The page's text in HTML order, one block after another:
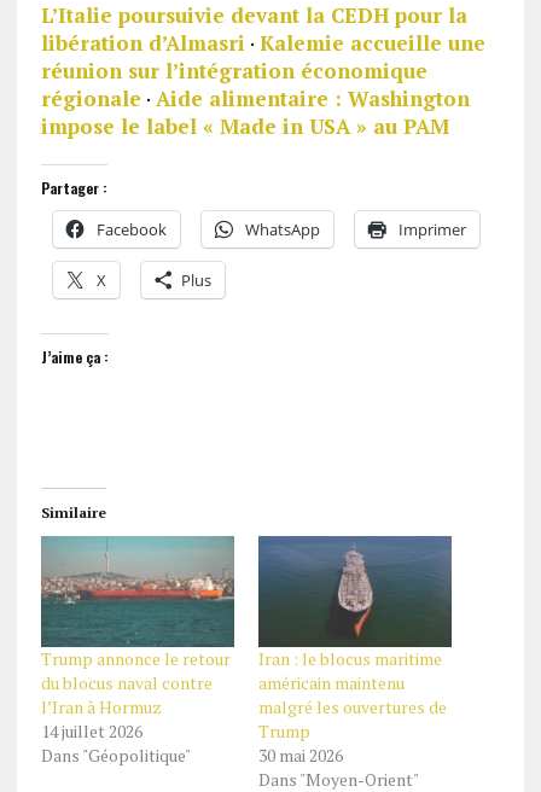
L’Italie poursuivie devant la CEDH pour la
libération d’Almasri · Kalemie accueille une
réunion sur l’intégration économique
régionale · Aide alimentaire : Washington
impose le label « Made in USA » au PAM
Partager :
Facebook WhatsApp Imprimer
X Plus
J’aime ça :
Similaire
Trump annonce le retour
du blocus naval contre
l’Iran à Hormuz
14 juillet 2026
Dans "Géopolitique"
Iran : le blocus maritime
américain maintenu
malgré les ouvertures de
Trump
30 mai 2026
Dans "Moyen-Orient"